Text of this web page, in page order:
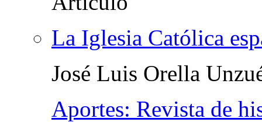
La Iglesia Católica
José Luis Orella
Aportes: Revista de